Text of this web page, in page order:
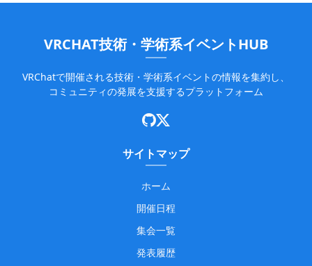
VRCHAT技術・学術系イベントHUB
VRChatで開催される技術・学術系イベントの情報を集約し、
コミュニティの発展を支援するプラットフォーム
サイトマップ
ホーム
開催日程
集会一覧
発表履歴